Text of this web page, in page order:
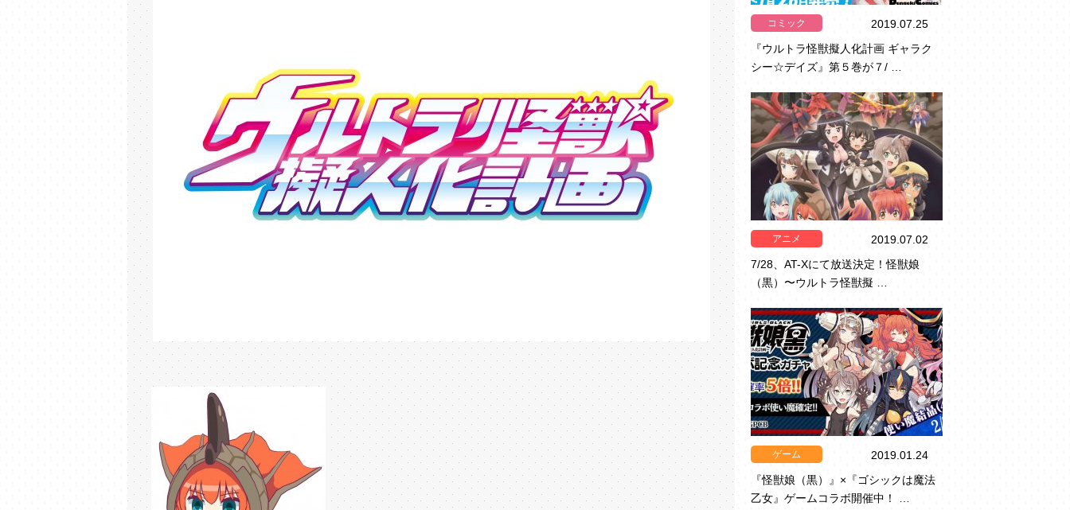
コミック
2019.07.25
『ウルトラ怪獣擬人化計画 ギャラク
シー☆デイズ』第５巻が７/ …
アニメ
2019.07.02
7/28、AT-Xにて放送決定！怪獣娘
（黒）〜ウルトラ怪獣擬 …
ゲーム
2019.01.24
『怪獣娘（黒）』×『ゴシックは魔法
乙女』ゲームコラボ開催中！ …